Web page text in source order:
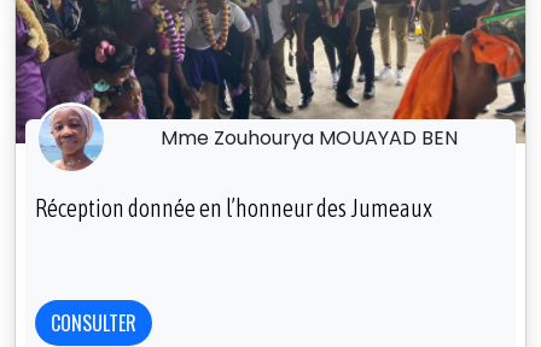
Mme Zouhourya MOUAYAD BEN
Réception donnée en l’honneur des Jumeaux
CONSULTER